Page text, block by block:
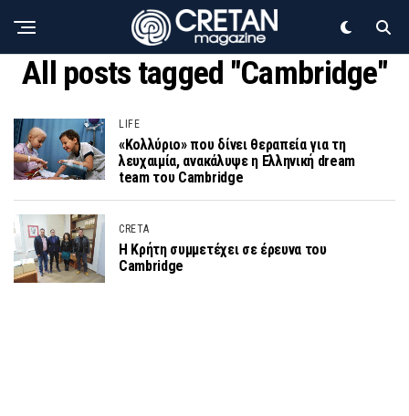
All posts tagged "Cambridge"
LIFE
«Κολλύριο» που δίνει θεραπεία για τη
λευχαιμία, ανακάλυψε η Ελληνική dream
team του Cambridge
CRETA
Η Κρήτη συμμετέχει σε έρευνα του
Cambridge